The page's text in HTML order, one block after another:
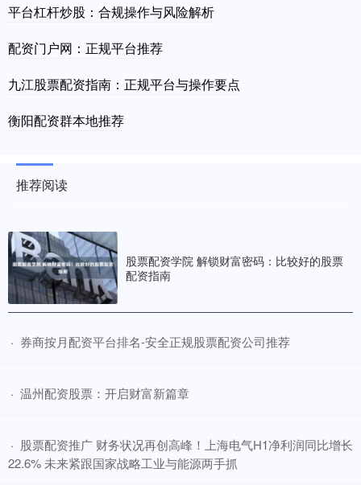
平台杠杆炒股：合规操作与风险解析
配资门户网：正规平台推荐
九江股票配资指南：正规平台与操作要点
衡阳配资群本地推荐
推荐阅读
股票配资学院 解锁财富密码：比较好的股票
配资指南
· ​券商按月配资平台排名-安全正规股票配资公司推荐
· ​温州配资股票：开启财富新篇章
· ​股票配资推广 财务状况再创高峰！上海电气H1净利润同比增长
22.6% 未来紧跟国家战略工业与能源两手抓